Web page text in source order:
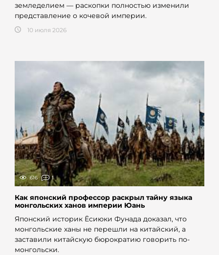
земледелием — раскопки полностью изменили
представление о кочевой империи.
10 июля 2026
616 1
Как японский профессор раскрыл тайну языка
монгольских ханов империи Юань
Японский историк Ёсиюки Фунада доказал, что
монгольские ханы не перешли на китайский, а
заставили китайскую бюрократию говорить по-
монгольски.